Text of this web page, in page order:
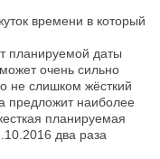
времени в который
планируемой даты
очень сильно
не слишком жёсткий
предложит наиболее
планируемая
два раза